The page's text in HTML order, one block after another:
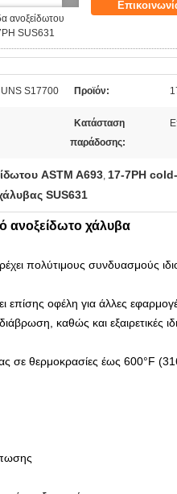
ανοξείδωτου
SUS631
S17700 Προϊόν:
Κατάσταση
παράδοσης:
ASTM A693, 17-7PH
SUS631
ανοξείδωτο χάλυβα
πολύτιμους συνδυασμούς
επίσης οφέλη για άλλες
καθώς και εξαιρετικές
σε θερμοκρασίες έως 600°F